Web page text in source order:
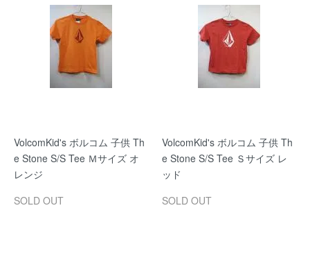
VolcomKid's ボルコム 子供 Th
e Stone S/S Tee Ｍサイズ オ
レンジ
SOLD OUT
VolcomKid's ボルコム 子供 Th
e Stone S/S Tee Ｓサイズ レ
ッド
SOLD OUT